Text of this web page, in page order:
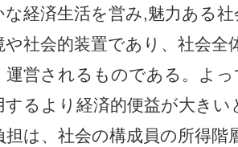
経済生活を営み,魅力ある
や社会的装置であり、社会全
運営されるものである。よ
するより経済的便益が大き
担は、社会の構成員の所得